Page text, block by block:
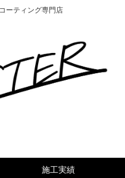
ーティング専門店
施工実績